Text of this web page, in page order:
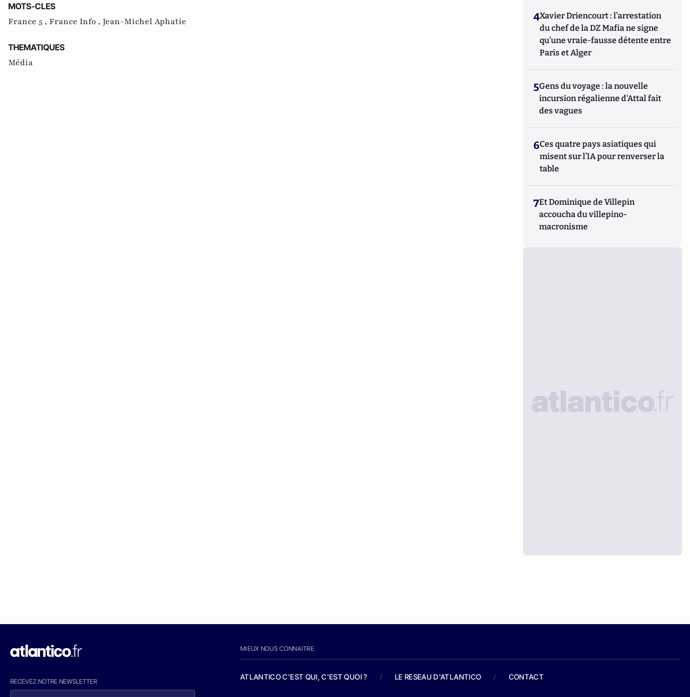
MOTS-CLES
France 5 , France Info , Jean-Michel Aphatie
THEMATIQUES
Média
4Xavier Driencourt : l’arrestation
du chef de la DZ Mafia ne signe
qu’une vraie-fausse détente entre
Paris et Alger
5Gens du voyage : la nouvelle
incursion régalienne d'Attal fait
des vagues
6Ces quatre pays asiatiques qui
misent sur l’IA pour renverser la
table
7Et Dominique de Villepin
accoucha du villepino-
macronisme
RECEVEZ NOTRE NEWSLETTER
MIEUX NOUS CONNAITRE
ATLANTICO C'EST QUI, C'EST QUOI ? / LE RESEAU D'ATLANTICO / CONTACT